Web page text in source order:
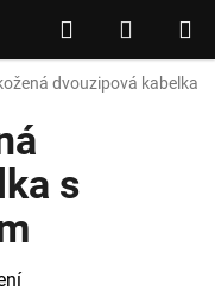
Hledat
KOŠÍK
dvouzipová kabelka
s